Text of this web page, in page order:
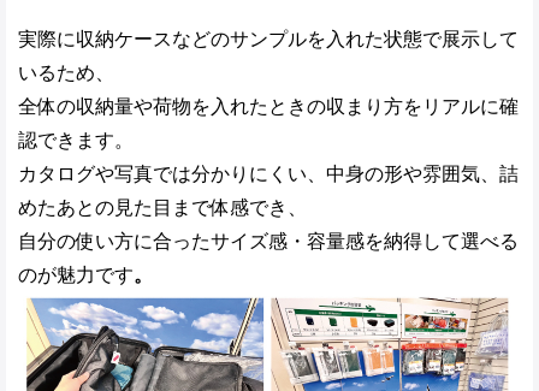
実際に収納ケースなどのサンプルを入れた状態で展示して
いるため、
全体の収納量や荷物を入れたときの収まり方をリアルに確
認できます。
カタログや写真では分かりにくい、中身の形や雰囲気、詰
めたあとの見た目まで体感でき、
自分の使い方に合ったサイズ感・容量感を納得して選べる
のが魅力です。